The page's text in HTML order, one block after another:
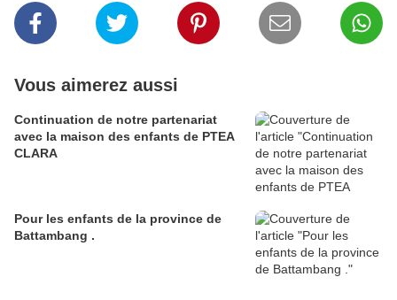
Vous aimerez aussi
Continuation de notre partenariat
avec la maison des enfants de PTEA
CLARA
Pour les enfants de la province de
Battambang .